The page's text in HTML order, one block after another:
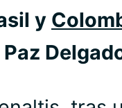
y